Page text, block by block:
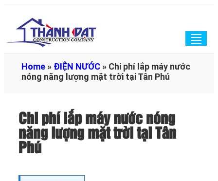
Home » ĐIỆN NƯỚC » Chi phí lắp máy nước
nóng năng lượng mặt trời tại Tân Phú
Chi phí lắp máy nước nóng
năng lượng mặt trời tại Tân
Phú